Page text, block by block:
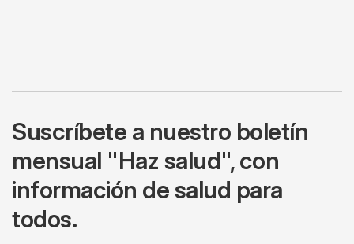
Suscríbete a nuestro boletín
mensual "Haz salud", con
información de salud para
todos.